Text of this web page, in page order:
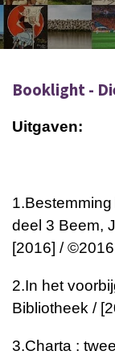
Booklight -
Uitgaven:
1.
deel 3 Beem,
[2016] / ©2016
2.In het
Bibliotheek /
3.Charta :